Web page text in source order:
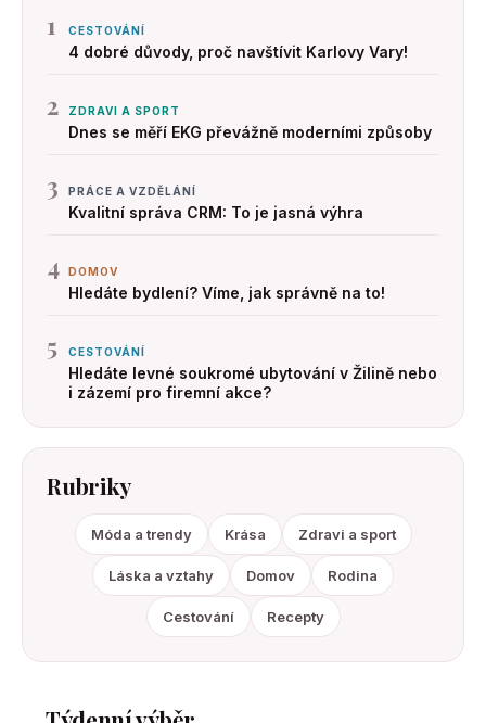
1 CESTOVÁNÍ
4 dobré důvody, proč navštívit Karlovy Vary!
2 ZDRAVI A SPORT
Dnes se měří EKG převážně moderními způsoby
3 PRÁCE A VZDĚLÁNÍ
Kvalitní správa CRM: To je jasná výhra
4 DOMOV
Hledáte bydlení? Víme, jak správně na to!
5 CESTOVÁNÍ
Hledáte levné soukromé ubytování v Žilině nebo
i zázemí pro firemní akce?
Rubriky
Móda a trendy Krása Zdravi a sport
Láska a vztahy Domov Rodina
Cestování Recepty